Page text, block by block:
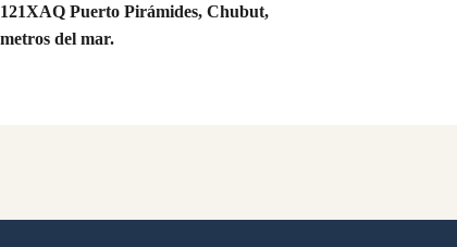
Puerto Pirámides, Chubut,
del mar.